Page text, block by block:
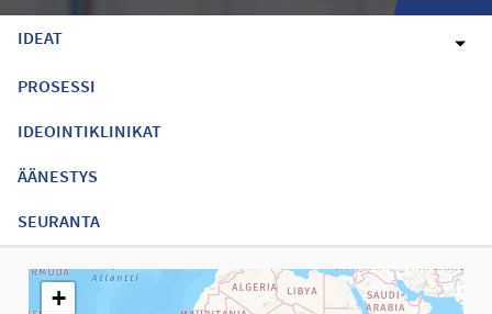
IDEAT
PROSESSI
IDEOINTIKLINIKAT
ÄÄNESTYS
SEURANTA
Seuraavassa elementissä on kartta, joka esittää tämän sivun
+